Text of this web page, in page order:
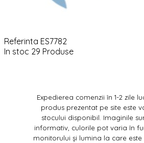
Referinta ES7782
In stoc 29 Produse
Expedierea comenzii în 1-2 zile
produs prezentat pe site este
stocului disponibil. Imaginile
informativ, culorile pot varia în
monitorului și lumina la care este